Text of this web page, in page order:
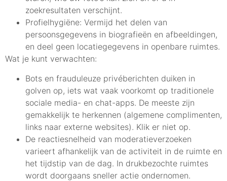
zoekresultaten verschijnt.
Profielhygiëne: Vermijd het delen van
persoonsgegevens in biografieën en afbeeldingen,
en deel geen locatiegegevens in openbare ruimtes.
Wat je kunt verwachten:
Bots en frauduleuze privéberichten duiken in
golven op, iets wat vaak voorkomt op traditionele
sociale media- en chat-apps. De meeste zijn
gemakkelijk te herkennen (algemene complimenten,
links naar externe websites). Klik er niet op.
De reactiesnelheid van moderatieverzoeken
varieert afhankelijk van de activiteit in de ruimte en
het tijdstip van de dag. In drukbezochte ruimtes
wordt doorgaans sneller actie ondernomen.